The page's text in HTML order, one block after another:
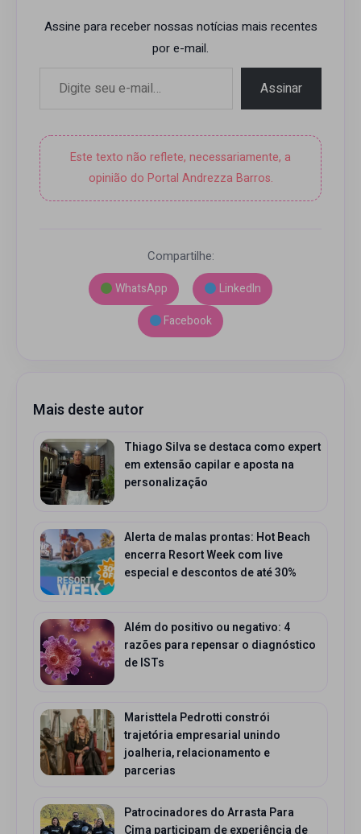
Assine para receber nossas notícias mais recentes
por e-mail.
Assinar
Este texto não reflete, necessariamente, a
opinião do Portal Andrezza Barros.
Compartilhe:
WhatsApp
LinkedIn
Facebook
Mais deste autor
Thiago Silva se destaca como expert
em extensão capilar e aposta na
personalização
Alerta de malas prontas: Hot Beach
encerra Resort Week com live
especial e descontos de até 30%
Além do positivo ou negativo: 4
razões para repensar o diagnóstico
de ISTs
Maristtela Pedrotti constrói
trajetória empresarial unindo
joalheria, relacionamento e
parcerias
Patrocinadores do Arrasta Para